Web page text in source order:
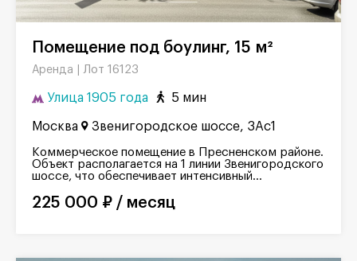
Помещение под боулинг, 15 м²
Аренда | Лот 16123
Улица 1905 года 5 мин
Москва Звенигородское шоссе, 3Ас1
Коммерческое помещение в Пресненском районе.
Объект располагается на 1 линии Звенигородского
шоссе, что обеспечивает интенсивный...
225 000 ₽ / месяц